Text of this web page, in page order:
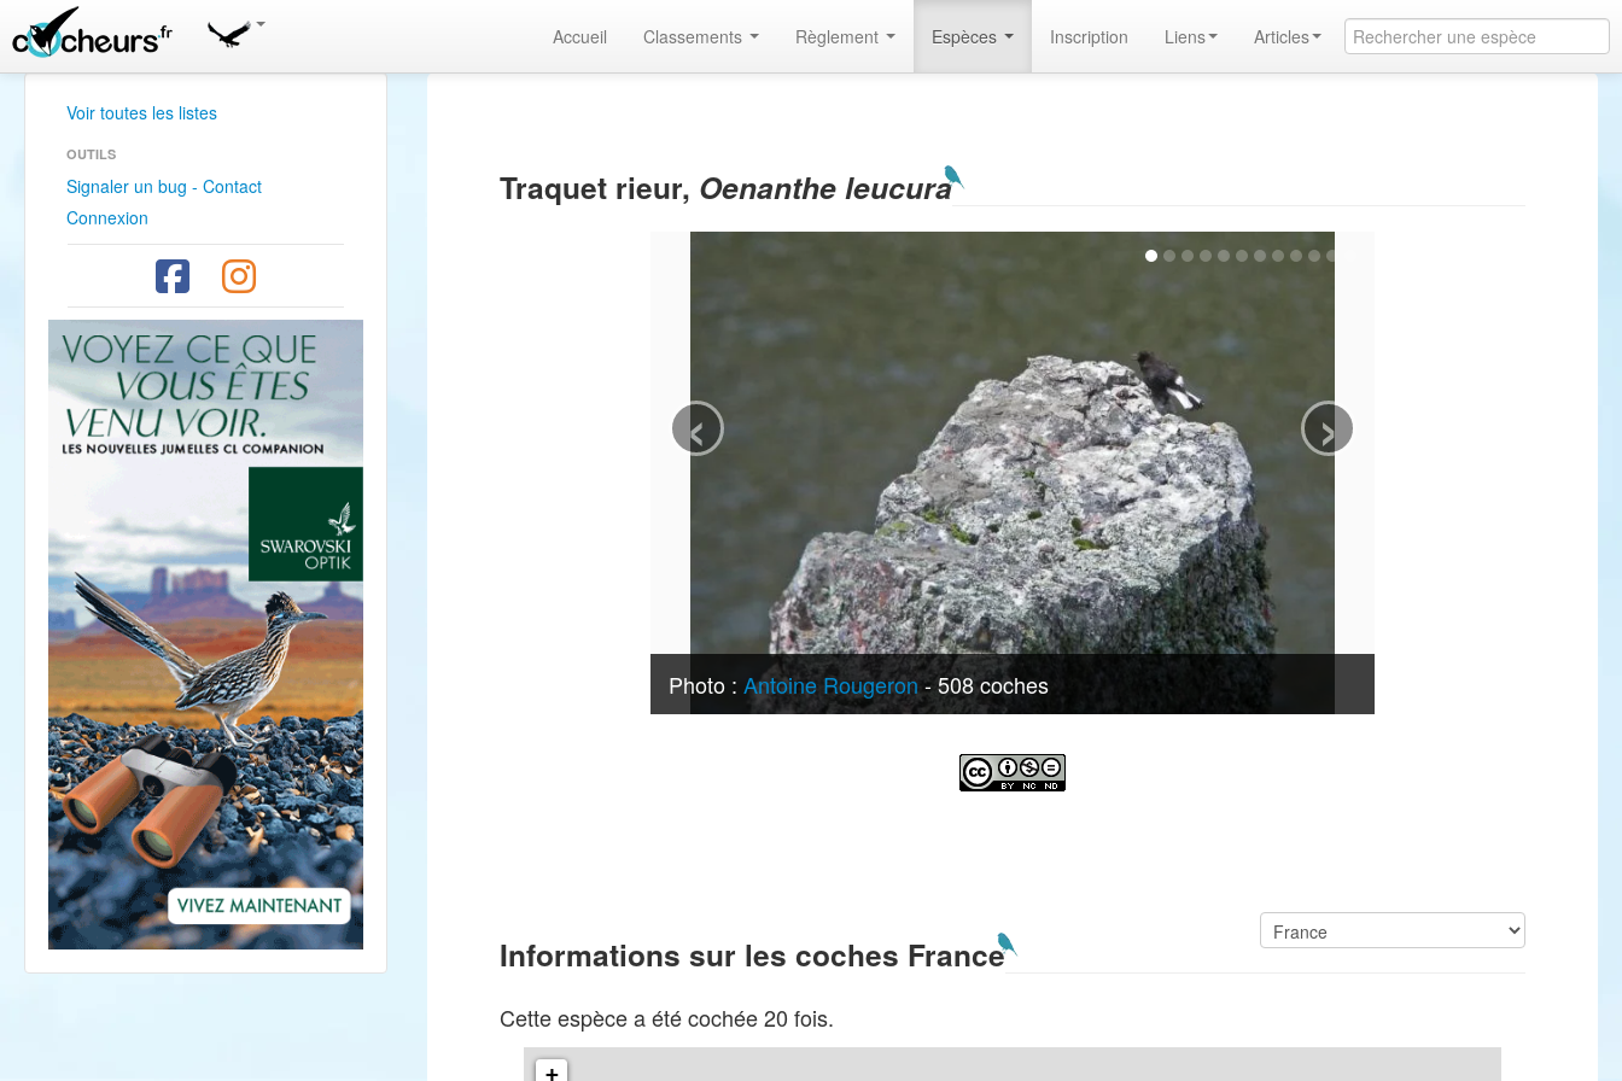
Accueil Classements Règlement Espèces Inscription Liens Articles
Voir toutes les listes
OUTILS
Signaler un bug - Contact
Connexion
Traquet rieur, Oenanthe leucura
Photo :Antoine Rougeron- 508 coches
‹ ›
Informations sur les coches France
Cette espèce a été cochée 20 fois.
+